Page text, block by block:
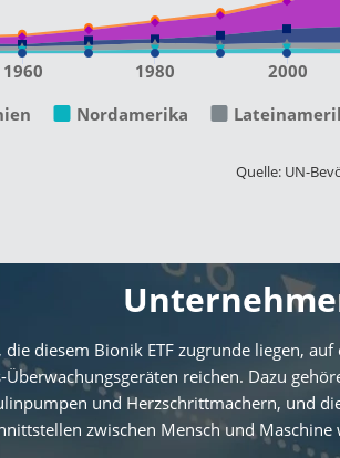
Nordamerika
1960 1980 2000
Quelle: UN-
diesem Bionik ETF zugrunde liegen,
reichen. Dazu
und Herzschrittmachern, und
zwischen Mensch und